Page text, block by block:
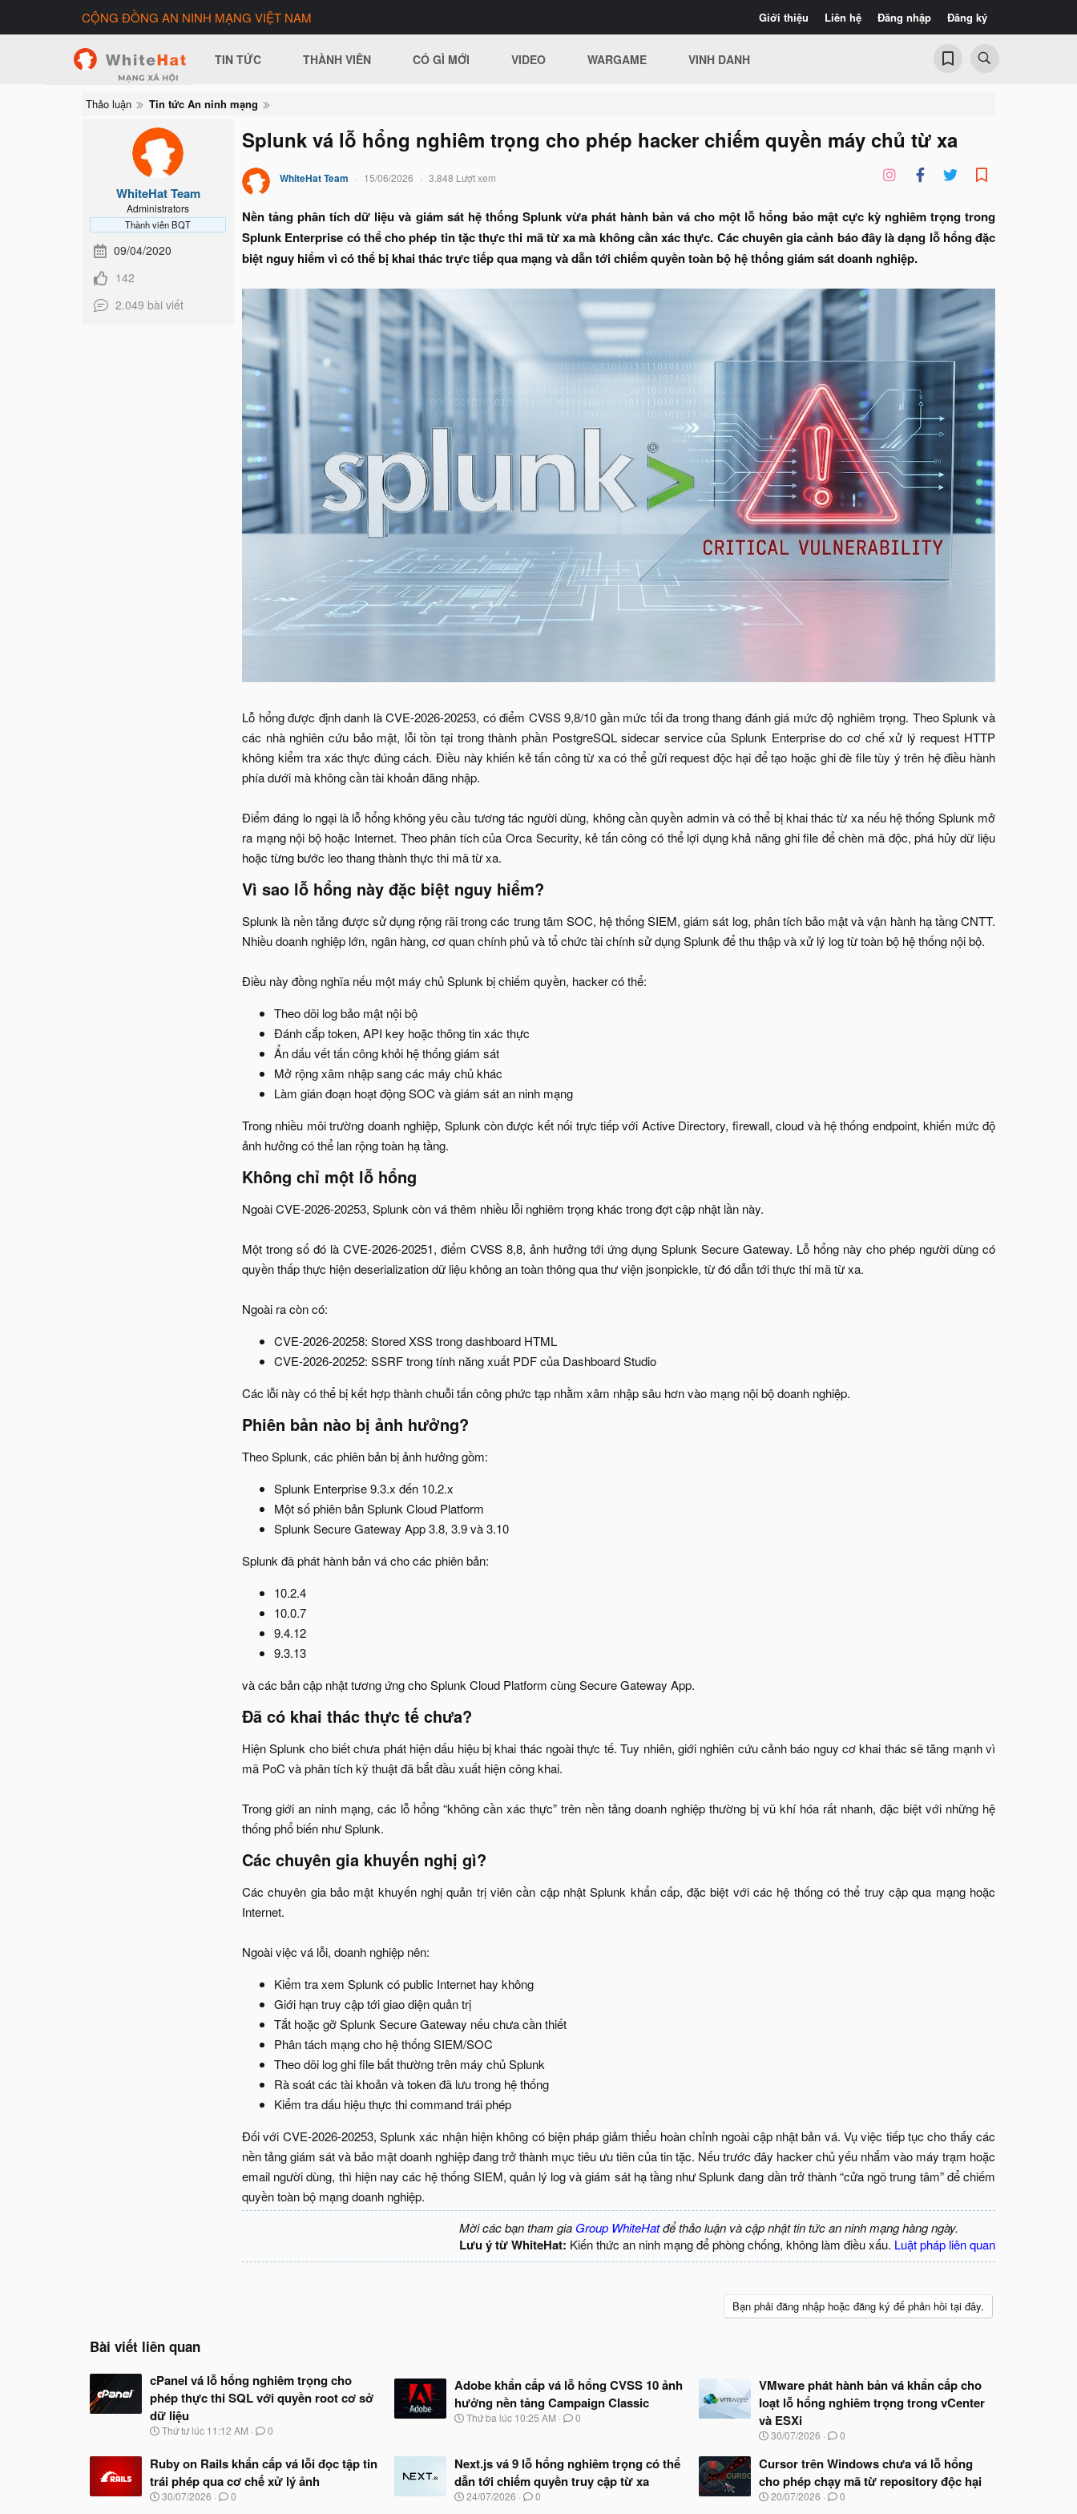
Giới thiệu Liên hệ Đăng nhập Đăng ký
CỘNG ĐỒNG AN NINH MẠNG VIỆT NAM
TIN TỨC THÀNH VIÊN CÓ GÌ MỚI VIDEO WARGAME VINH DANH
Thảo luận Tin tức An ninh mạng
WhiteHat Team
Administrators
Thành viên BQT
09/04/2020
142
2.049 bài viết
Splunk vá lỗ hổng nghiêm trọng cho phép hacker chiếm quyền máy chủ từ xa
WhiteHat Team 15/06/2026 3.848 Lượt xem
Nền tảng phân tích dữ liệu và giám sát hệ thống Splunk vừa phát hành bản vá cho một lỗ hổng bảo mật cực kỳ nghiêm trọng trong
Splunk Enterprise có thể cho phép tin tặc thực thi mã từ xa mà không cần xác thực. Các chuyên gia cảnh báo đây là dạng lỗ hổng đặc
biệt nguy hiểm vì có thể bị khai thác trực tiếp qua mạng và dẫn tới chiếm quyền toàn bộ hệ thống giám sát doanh nghiệp.
Lỗ hổng được định danh là CVE-2026-20253, có điểm CVSS 9,8/10 gần mức tối đa trong thang đánh giá mức độ nghiêm trọng. Theo Splunk và
các nhà nghiên cứu bảo mật, lỗi tồn tại trong thành phần PostgreSQL sidecar service của Splunk Enterprise do cơ chế xử lý request HTTP
không kiểm tra xác thực đúng cách. Điều này khiến kẻ tấn công từ xa có thể gửi request độc hại để tạo hoặc ghi đè file tùy ý trên hệ điều hành
phía dưới mà không cần tài khoản đăng nhập.
Điểm đáng lo ngại là lỗ hổng không yêu cầu tương tác người dùng, không cần quyền admin và có thể bị khai thác từ xa nếu hệ thống Splunk mở
ra mạng nội bộ hoặc Internet. Theo phân tích của Orca Security, kẻ tấn công có thể lợi dụng khả năng ghi file để chèn mã độc, phá hủy dữ liệu
hoặc từng bước leo thang thành thực thi mã từ xa.​
Vì sao lỗ hổng này đặc biệt nguy hiểm?​
Splunk là nền tảng được sử dụng rộng rãi trong các trung tâm SOC, hệ thống SIEM, giám sát log, phân tích bảo mật và vận hành hạ tầng CNTT.
Nhiều doanh nghiệp lớn, ngân hàng, cơ quan chính phủ và tổ chức tài chính sử dụng Splunk để thu thập và xử lý log từ toàn bộ hệ thống nội bộ.
Điều này đồng nghĩa nếu một máy chủ Splunk bị chiếm quyền, hacker có thể:​
Theo dõi log bảo mật nội bộ​
Đánh cắp token, API key hoặc thông tin xác thực​
Ẩn dấu vết tấn công khỏi hệ thống giám sát​
Mở rộng xâm nhập sang các máy chủ khác​
Làm gián đoạn hoạt động SOC và giám sát an ninh mạng​
Trong nhiều môi trường doanh nghiệp, Splunk còn được kết nối trực tiếp với Active Directory, firewall, cloud và hệ thống endpoint, khiến mức độ
ảnh hưởng có thể lan rộng toàn hạ tầng.​
Không chỉ một lỗ hổng​
Ngoài CVE-2026-20253, Splunk còn vá thêm nhiều lỗi nghiêm trọng khác trong đợt cập nhật lần này.
Một trong số đó là CVE-2026-20251, điểm CVSS 8,8, ảnh hưởng tới ứng dụng Splunk Secure Gateway. Lỗ hổng này cho phép người dùng có
quyền thấp thực hiện deserialization dữ liệu không an toàn thông qua thư viện jsonpickle, từ đó dẫn tới thực thi mã từ xa.
Ngoài ra còn có:​
CVE-2026-20258: Stored XSS trong dashboard HTML​
CVE-2026-20252: SSRF trong tính năng xuất PDF của Dashboard Studio​
Các lỗi này có thể bị kết hợp thành chuỗi tấn công phức tạp nhằm xâm nhập sâu hơn vào mạng nội bộ doanh nghiệp.​
Phiên bản nào bị ảnh hưởng?​
Theo Splunk, các phiên bản bị ảnh hưởng gồm:​
Splunk Enterprise 9.3.x đến 10.2.x​
Một số phiên bản Splunk Cloud Platform​
Splunk Secure Gateway App 3.8, 3.9 và 3.10​
Splunk đã phát hành bản vá cho các phiên bản:​
10.2.4​
10.0.7​
9.4.12​
9.3.13​
và các bản cập nhật tương ứng cho Splunk Cloud Platform cùng Secure Gateway App.​
Đã có khai thác thực tế chưa?​
Hiện Splunk cho biết chưa phát hiện dấu hiệu bị khai thác ngoài thực tế. Tuy nhiên, giới nghiên cứu cảnh báo nguy cơ khai thác sẽ tăng mạnh vì
mã PoC và phân tích kỹ thuật đã bắt đầu xuất hiện công khai.
Trong giới an ninh mạng, các lỗ hổng “không cần xác thực” trên nền tảng doanh nghiệp thường bị vũ khí hóa rất nhanh, đặc biệt với những hệ
thống phổ biến như Splunk.​
Các chuyên gia khuyến nghị gì?​
Các chuyên gia bảo mật khuyến nghị quản trị viên cần cập nhật Splunk khẩn cấp, đặc biệt với các hệ thống có thể truy cập qua mạng hoặc
Internet.
Ngoài việc vá lỗi, doanh nghiệp nên:​
Kiểm tra xem Splunk có public Internet hay không​
Giới hạn truy cập tới giao diện quản trị​
Tắt hoặc gỡ Splunk Secure Gateway nếu chưa cần thiết​
Phân tách mạng cho hệ thống SIEM/SOC​
Theo dõi log ghi file bất thường trên máy chủ Splunk​
Rà soát các tài khoản và token đã lưu trong hệ thống​
Kiểm tra dấu hiệu thực thi command trái phép​
Đối với CVE-2026-20253, Splunk xác nhận hiện không có biện pháp giảm thiểu hoàn chỉnh ngoài cập nhật bản vá. Vụ việc tiếp tục cho thấy các
nền tảng giám sát và bảo mật doanh nghiệp đang trở thành mục tiêu ưu tiên của tin tặc. Nếu trước đây hacker chủ yếu nhắm vào máy trạm hoặc
email người dùng, thì hiện nay các hệ thống SIEM, quản lý log và giám sát hạ tầng như Splunk đang dần trở thành “cửa ngõ trung tâm” để chiếm
quyền toàn bộ mạng doanh nghiệp.​
Mời các bạn tham gia Group WhiteHatđể thảo luận và cập nhật tin tức an ninh mạng hàng ngày.
Lưu ý từ WhiteHat: Kiến thức an ninh mạng để phòng chống, không làm điều xấu. Luật pháp liên quan
Bạn phải đăng nhập hoặc đăng ký để phản hồi tại đây.
Bài viết liên quan
cPanel vá lỗ hổng nghiêm trọng cho
phép thực thi SQL với quyền root cơ sở
dữ liệu
N
y
b
ắ
Thứ tư lúc 11:12 AM 0
Adobe khẩn cấp vá lỗ hổng CVSS 10 ảnh
hưởng nền tảng Campaign Classic
N
b
ắ
t
Thứ ba lúc 10:25 AM 0
VMware phát hành bản vá khẩn cấp cho
loạt lỗ hổng nghiêm trọng trong vCenter
và ESXi
N
à
y
b
ắ
30/07/2026 0
Ruby on Rails khẩn cấp vá lỗi đọc tập tin
trái phép qua cơ chế xử lý ảnh
N
30/07/2026 0
Next.js vá 9 lỗ hổng nghiêm trọng có thể
dẫn tới chiếm quyền truy cập từ xa
N
24/07/2026 0
Cursor trên Windows chưa vá lỗ hổng
cho phép chạy mã từ repository độc hại
N
20/07/2026 0